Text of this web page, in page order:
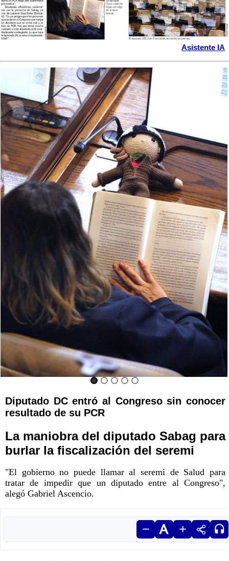
Asistente IA
Diputado DC entró al Congreso sin conocer
resultado de su PCR
La maniobra del diputado Sabag para
burlar la fiscalización del seremi
"El gobierno no puede llamar al seremi de Salud para
tratar de impedir que un diputado entre al Congreso",
alegó Gabriel Ascencio.